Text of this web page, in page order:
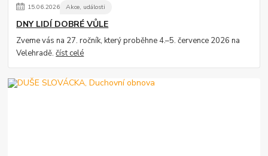
15.06.2026 Akce, události
DNY LIDÍ DOBRÉ VŮLE
Zveme vás na 27. ročník, který proběhne 4.–5. července 2026 na
Velehradě.číst celé